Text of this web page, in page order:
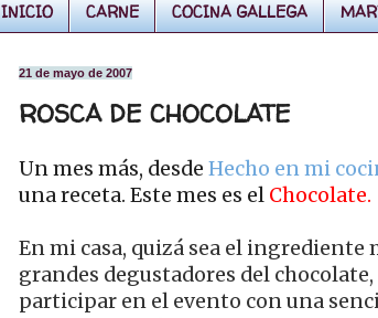
INICIO CARNE COCINA GALLEGA
21 de mayo de 2007
ROSCA DE CHOCOLATE
Un mes más, desde Hecho en mi
una receta. Este mes es el Chocolate.
En mi casa, quizá sea el ingrediente
grandes degustadores del
participar en el evento con una